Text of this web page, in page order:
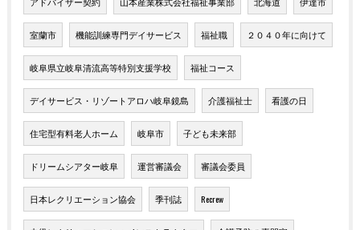
室蘭市 機能訓練専門デイサービス 福祉職 ２０４０年に向けて
岐阜県立岐阜清流高等特別支援学校 福祉コース
デイサービス・リゾートアロハ岐阜鏡島 介護福祉士 看護の日
住宅型有料老人ホーム 岐阜市 子ども未来部
ドリームシアター岐阜 運営審議会 審議会委員
日本レクリエーション協会 季刊誌 Recrew